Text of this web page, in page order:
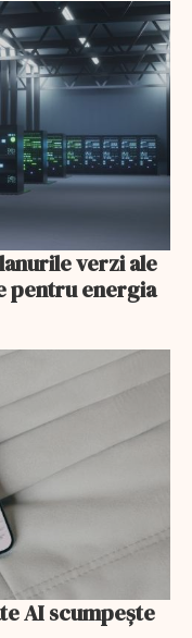
verzi ale
pentru energia
AI scumpeşte